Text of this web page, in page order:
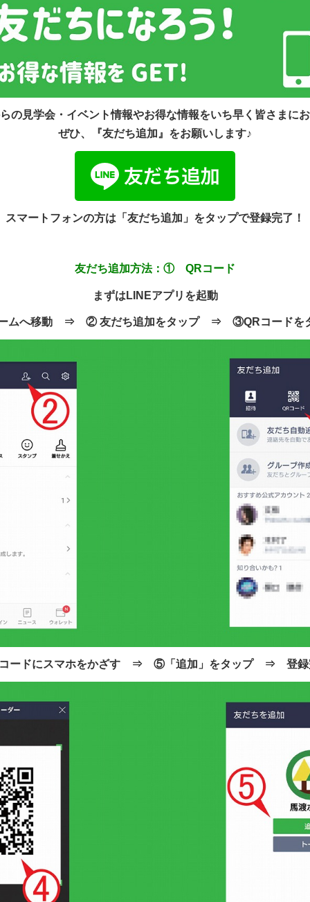
の見学会・イベント情報やお得な情報をいち早く皆さまに
ぜひ、『友だち追加』をお願いします♪
スマートフォンの方は「友だち追加」をタップで登録完了！
友だち追加方法：① QRコード
まずはLINEアプリを起動
ムへ移動 ⇒ ② 友だち追加をタップ ⇒ ③QRコードを
ードにスマホをかざす ⇒ ⑤「追加」をタップ ⇒ 登録